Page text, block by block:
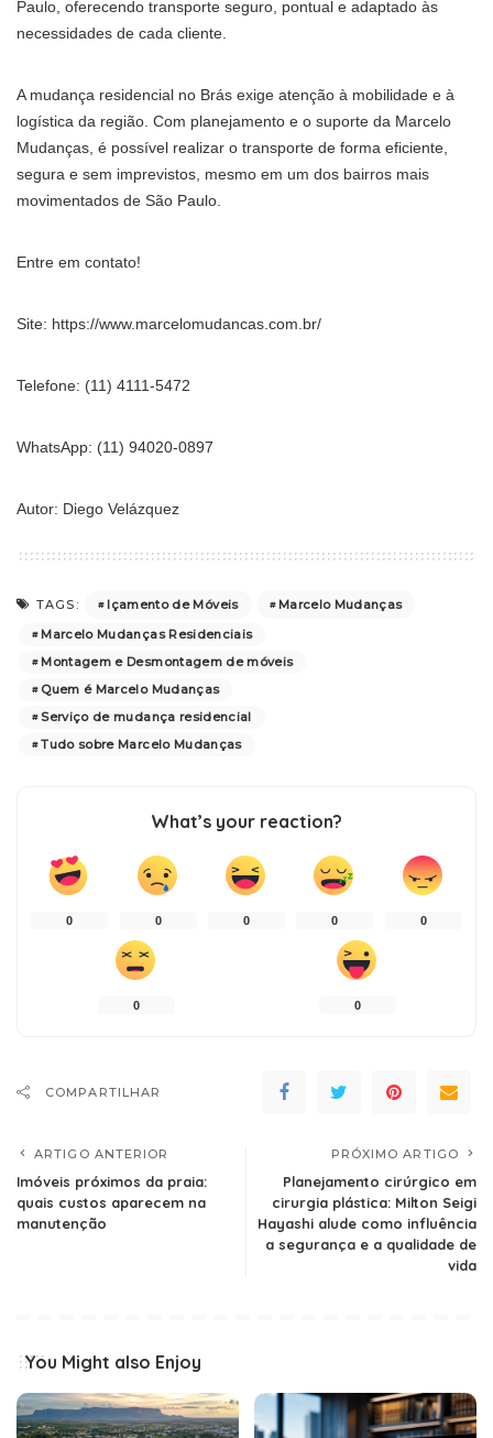
Paulo, oferecendo transporte seguro, pontual e adaptado às
necessidades de cada cliente.
A mudança residencial no Brás exige atenção à mobilidade e à
logística da região. Com planejamento e o suporte da Marcelo
Mudanças, é possível realizar o transporte de forma eficiente,
segura e sem imprevistos, mesmo em um dos bairros mais
movimentados de São Paulo.
Entre em contato!
Site: https://www.marcelomudancas.com.br/
Telefone: (11) 4111-5472
WhatsApp: (11) 94020-0897
Autor: Diego Velázquez
TAGS: Içamento de Móveis
Marcelo Mudanças
Marcelo Mudanças Residenciais
Montagem e Desmontagem de móveis
Quem é Marcelo Mudanças
Serviço de mudança residencial
Tudo sobre Marcelo Mudanças
What’s your reaction?
0 0 0 0 0
0 0
COMPARTILHAR
ARTIGO ANTERIOR
Imóveis próximos da praia:
quais custos aparecem na
manutenção
PRÓXIMO ARTIGO
Planejamento cirúrgico em
cirurgia plástica: Milton Seigi
Hayashi alude como influência
a segurança e a qualidade de
vida
You Might also Enjoy